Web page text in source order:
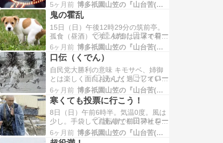
それなりに大々的にデビューをしまし
たです…
者たちが殺害されたようです。世界中
で紛争は絶えません。日本にあっても
反日の奴らが跋扈してます。この博多
でも仁義無き魑魅魍魎たちが跋扈して
ます。櫛田神社の「どんぽ」も心無い
者から痛めつけられてます。真善美あ
る行動に…
5ヶ月前 博多祇園山笠の『山台苦(山大工)』日記
鬼の霍乱
15日（日）午後12時29分の筑前亭。
孤食（昼酒）です。姉御は吉塚で着物
のイベント（アジアンリトルマーケッ
トでの着物ショー）で居ません。 猪
肉の入ったシチュー。美味かった。中
土居町の植村赤手拭いヒヨカタさん、
ありがと。 晩飯も孤食でヨーグル
ト。 姉御はイベントの後に、「今日
は吞…
6ヶ月前 博多祇園山笠の『山台苦(山大工)』日記
口伝（くでん）
自民党大勝利の意味 キモサベ、姉御
とは楽しく面白おかしく過ごしている
のですが、後期高齢者の弱みに塩塗ら
れるようなことが時々あります。この
タイミングで、キモサベが若くてビシ
ッとしていたころの写真を載せて、姉
御を戒め自分を鼓舞したいと思いまし
た。 8日（日）午後12時20分の筑前亭
ラ…
6ヶ月前 博多祇園山笠の『山台苦(山大工)』日記
寒くても投票に行こう！
8日（日）午前6時半。気温0度。風は
少し。手袋して自転車で櫛田神社を目
指す。手袋を透して0度が手にしみ
る。指先がしびれジンジンする。櫛田
6ヶ月前 博多祇園山笠の『山台苦(山大工)』日記